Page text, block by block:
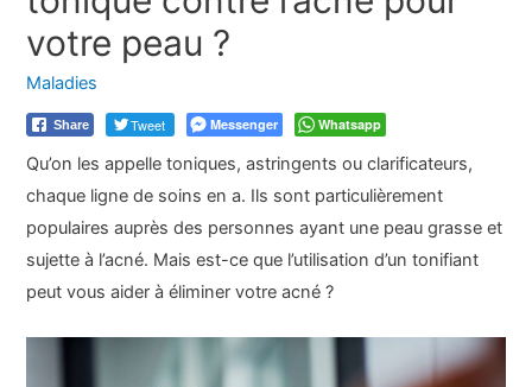
votre peau ?
Maladies
Share Tweet Messenger Whatsapp
Qu’on les appelle toniques, astringents ou clarificateurs,
chaque ligne de soins en a. Ils sont particulièrement
populaires auprès des personnes ayant une peau grasse et
sujette à l’acné. Mais est-ce que l’utilisation d’un tonifiant
peut vous aider à éliminer votre acné ?